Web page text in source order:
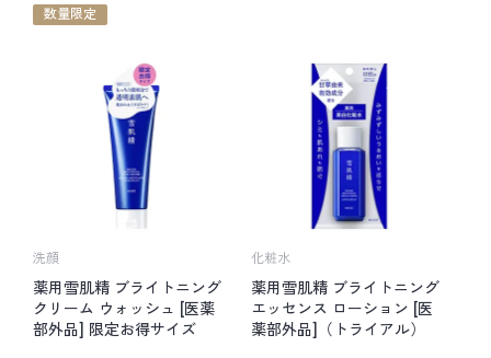
数量限定
洗顔
薬用雪肌精 ブライトニング
クリーム ウォッシュ [医薬
部外品] 限定お得サイズ
化粧水
薬用雪肌精 ブライトニング
エッセンス ローション [医
薬部外品]（トライアル）